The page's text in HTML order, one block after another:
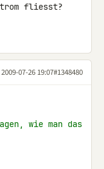
fliesst?
2009-07-26 19:07#1348480
wie man das